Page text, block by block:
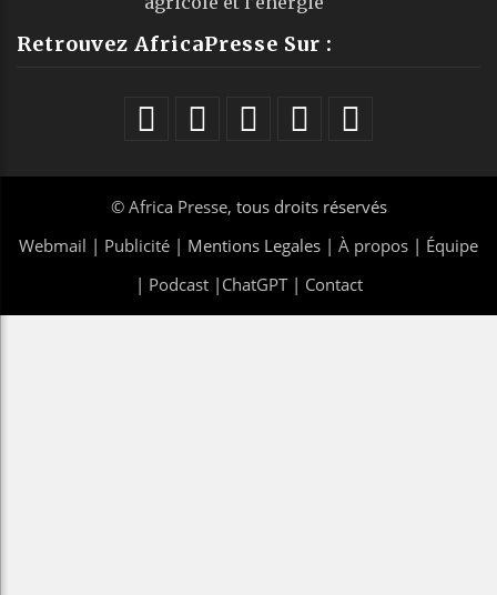
Retrouvez AfricaPresse Sur :
© Africa Presse, tous droits réservés
Webmail | Publicité | Mentions Legales | À propos | Équipe
| Podcast| ChatGPT| Contact